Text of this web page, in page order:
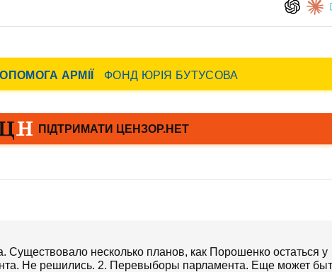
Существовало несколько планов, как Порошенко остаться у
Не решились. 2. Перевыборы парламента. Еще может